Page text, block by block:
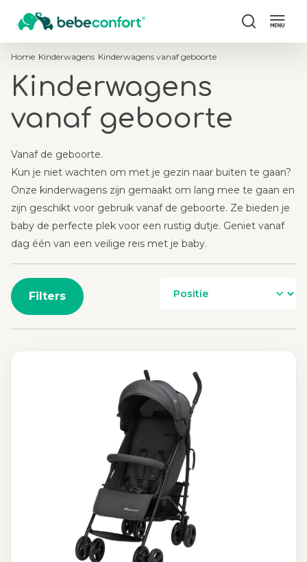
Zoeken
Home Kinderwagens Kinderwagens vanaf geboorte
Kinderwagens
vanaf geboorte
Vanaf de geboorte.
Kun je niet wachten om met je gezin naar buiten te gaan?
Onze kinderwagens zijn gemaakt om lang mee te gaan en
zijn geschikt voor gebruik vanaf de geboorte. Ze bieden je
baby de perfecte plek voor een rustig dutje. Geniet vanaf
dag één van een veilige reis met je baby.
Filters